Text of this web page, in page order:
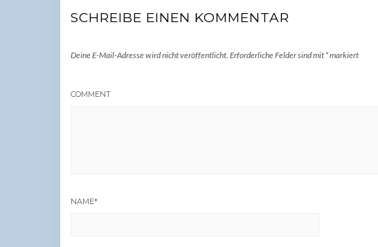
SCHREIBE EINEN KOMMENTAR
Deine E-Mail-Adresse wird nicht veröffentlicht. Erforderliche Felder sind mit *markiert
COMMENT
NAME*